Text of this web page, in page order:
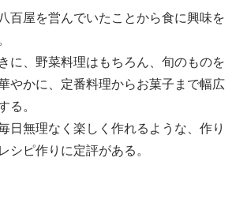
百屋を営んでいたことから食に興味を
に、野菜料理はもちろん、旬のものを
やかに、定番料理からお菓子まで幅広
る。
日無理なく楽しく作れるような、作り
シピ作りに定評がある。